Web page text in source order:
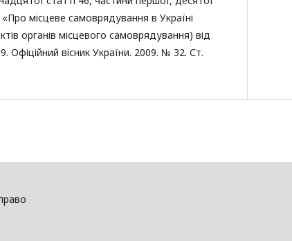
місцеве самоврядування в Україні
органів місцевого самоврядування) від
Офіційний вісник України. 2009. № 32. Ст.